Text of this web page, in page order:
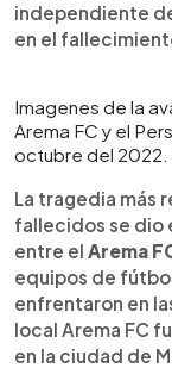
independiente
en el
Imagenes de la
Arema FC y el
octubre del 2022.
La tragedia más
fallecidos se dio
entre el Arema
equipos de
enfrentaron en
local Arema FC
en la ciudad de